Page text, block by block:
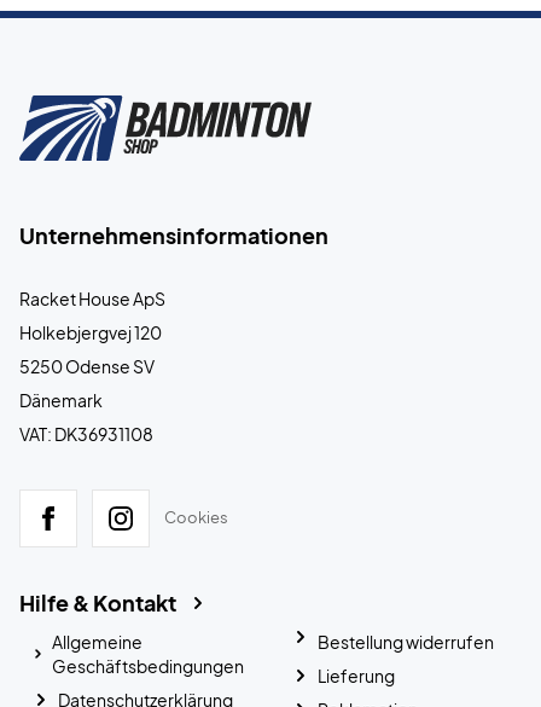
Unternehmensinformationen
Racket House ApS
Holkebjergvej 120
5250 Odense SV
Dänemark
VAT: DK36931108
Cookies
Hilfe & Kontakt
Allgemeine
Geschäftsbedingungen
Datenschutzerklärung
Bestellung widerrufen
Lieferung